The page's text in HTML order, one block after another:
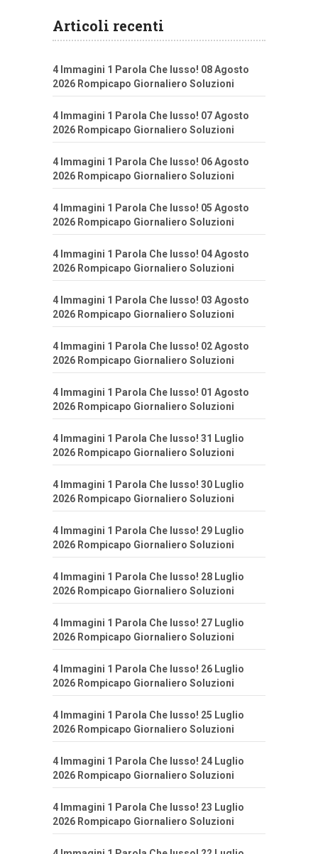
Articoli recenti
4 Immagini 1 Parola Che lusso! 08 Agosto
2026 Rompicapo Giornaliero Soluzioni
4 Immagini 1 Parola Che lusso! 07 Agosto
2026 Rompicapo Giornaliero Soluzioni
4 Immagini 1 Parola Che lusso! 06 Agosto
2026 Rompicapo Giornaliero Soluzioni
4 Immagini 1 Parola Che lusso! 05 Agosto
2026 Rompicapo Giornaliero Soluzioni
4 Immagini 1 Parola Che lusso! 04 Agosto
2026 Rompicapo Giornaliero Soluzioni
4 Immagini 1 Parola Che lusso! 03 Agosto
2026 Rompicapo Giornaliero Soluzioni
4 Immagini 1 Parola Che lusso! 02 Agosto
2026 Rompicapo Giornaliero Soluzioni
4 Immagini 1 Parola Che lusso! 01 Agosto
2026 Rompicapo Giornaliero Soluzioni
4 Immagini 1 Parola Che lusso! 31 Luglio
2026 Rompicapo Giornaliero Soluzioni
4 Immagini 1 Parola Che lusso! 30 Luglio
2026 Rompicapo Giornaliero Soluzioni
4 Immagini 1 Parola Che lusso! 29 Luglio
2026 Rompicapo Giornaliero Soluzioni
4 Immagini 1 Parola Che lusso! 28 Luglio
2026 Rompicapo Giornaliero Soluzioni
4 Immagini 1 Parola Che lusso! 27 Luglio
2026 Rompicapo Giornaliero Soluzioni
4 Immagini 1 Parola Che lusso! 26 Luglio
2026 Rompicapo Giornaliero Soluzioni
4 Immagini 1 Parola Che lusso! 25 Luglio
2026 Rompicapo Giornaliero Soluzioni
4 Immagini 1 Parola Che lusso! 24 Luglio
2026 Rompicapo Giornaliero Soluzioni
4 Immagini 1 Parola Che lusso! 23 Luglio
2026 Rompicapo Giornaliero Soluzioni